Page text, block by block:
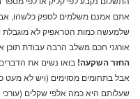
אתם אמנם משלמים לספק כלשהו,
שלמעשה כמות הטראפיק לא מוגבלת
אורגני חכם משלב הרבה עבודת תוכן
החזר השקעה!
אבל בתחומים מסוימים (ויש לא מעט
שעלותם היא כמה אלפי שקלים (עורכי